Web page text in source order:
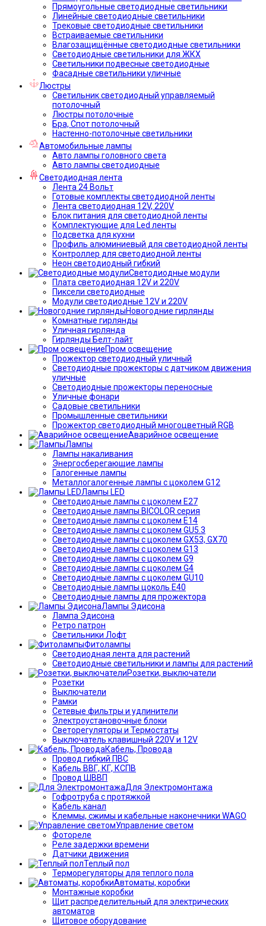
Прямоугольные светодиодные светильники
Линейные светодиодные светильники
Трековые светодиодные светильники
Встраиваемые светильники
Влагозащищённые светодиодные светильники
Светодиодные светильники для ЖКХ
Светильники подвесные светодиодные
Фасадные светильники уличные
Люстры
Светильник светодиодный управляемый
потолочный
Люстры потолочные
Бра, Спот потолочный
Настенно-потолочные светильники
Автомобильные лампы
Авто лампы головного света
Авто лампы светодиодные
Светодиодная лента
Лента 24 Вольт
Готовые комплекты светодиодной ленты
Лента светодиодная 12V, 220V
Блок питания для светодиодной ленты
Комплектующие для Led ленты
Подсветка для кухни
Профиль алюминиевый для светодиодной ленты
Контроллер для светодиодной ленты
Неон светодиодный гибкий
Светодиодные модули
Плата светодиодная 12V и 220V
Пиксели светодиодные
Модули светодиодные 12V и 220V
Новогодние гирлянды
Комнатные гирлянды
Уличная гирлянда
Гирлянды Белт-лайт
Пром освещение
Прожектор светодиодный уличный
Светодиодные прожекторы с датчиком движения
уличные
Светодиодные прожекторы переносные
Уличные фонари
Садовые светильники
Промышленные светильники
Прожектор светодиодный многоцветный RGB
Аварийное освещение
Лампы
Лампы накаливания
Энергосберегающие лампы
Галогенные лампы
Металлогалогенные лампы с цоколем G12
Лампы LED
Светодиодные лампы с цоколем E27
Светодиодные лампы BICOLOR серия
Светодиодные лампы с цоколем E14
Светодиодные лампы с цоколем GU5.3
Светодиодные лампы с цоколем GX53, GX70
Светодиодные лампы с цоколем G13
Светодиодные лампы с цоколем G9
Светодиодные лампы с цоколем G4
Светодиодные лампы с цоколем GU10
Светодиодные лампы цоколь Е40
Светодиодные лампы для прожектора
Лампы Эдисона
Лампа Эдисона
Ретро патрон
Светильники Лофт
Фитолампы
Светодиодная лента для растений
Светодиодные светильники и лампы для растений
Розетки, выключатели
Розетки
Выключатели
Рамки
Сетевые фильтры и удлинители
Электроустановочные блоки
Светорегуляторы и Термостаты
Выключатель клавишный 220V и 12V
Кабель, Провода
Провод гибкий ПВС
Кабель ВВГ, КГ, КСПВ
Провод ШВВП
Для Электромонтажа
Гофротруба с протяжкой
Кабель канал
Клеммы, сжимы и кабельные наконечники WAGO
Управление светом
Фотореле
Реле задержки времени
Датчики движения
Теплый пол
Терморегуляторы для теплого пола
Автоматы, коробки
Монтажные коробки
Щит распределительный для электрических
автоматов
Щитовое оборудование